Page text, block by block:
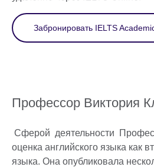
Забронировать IELTS
Профессор Виктория
Сферой деятельности
оценка английского языка как
языка. Она опубликовала